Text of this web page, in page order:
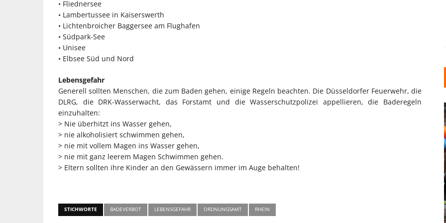
• Fliednersee
• Lambertussee in Kaiserswerth
• Lichtenbroicher Baggersee am Flughafen
• Südpark-See
• Unisee
• Elbsee Süd und Nord
Lebensgefahr
Generell sollten Menschen, die zum Baden gehen, einige Regeln beachten. Die Düsseldorfer Feuerwehr, die
DLRG, die DRK-Wasserwacht, das Forstamt und die Wasserschutzpolizei appellieren, die Baderegeln
einzuhalten:
> Nie überhitzt ins Wasser gehen,
> nie alkoholisiert schwimmen gehen,
> nie mit vollem Magen ins Wasser gehen,
> nie mit ganz leerem Magen Schwimmen gehen.
> Eltern sollten ihre Kinder an den Gewässern immer im Auge behalten!
STICHWORTE BADEVERBOT LEBENSGEFAHR ORDNUNGSAMT RHEIN